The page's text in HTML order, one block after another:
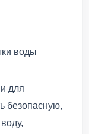
воды
для
безопасную,